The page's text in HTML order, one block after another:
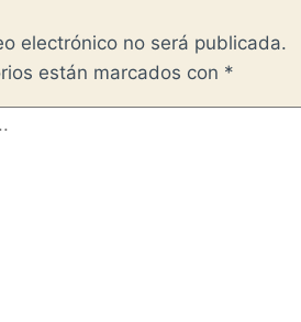
electrónico no será publicada.
están marcados con *